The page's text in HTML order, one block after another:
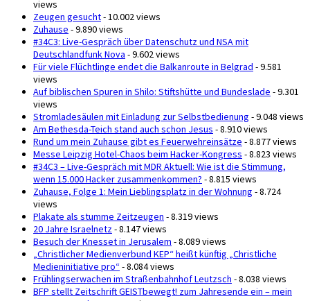
views
Zeugen gesucht- 10.002 views
Zuhause - 9.890 views
#34C3: Live-Gespräch über Datenschutz und NSA mit
Deutschlandfunk Nova - 9.602 views
Für viele Flüchtlinge endet die Balkanroute in Belgrad - 9.581
views
Auf biblischen Spuren in Shilo: Stiftshütte und Bundeslade - 9.301
views
Stromladesäulen mit Einladung zur Selbstbedienung - 9.048 views
Am Bethesda-Teich stand auch schon Jesus - 8.910 views
Rund um mein Zuhause gibt es Feuerwehreinsätze - 8.877 views
Messe Leipzig Hotel-Chaos beim Hacker-Kongress - 8.823 views
#34C3 – Live-Gespräch mit MDR Aktuell: Wie ist die Stimmung,
wenn 15.000 Hacker zusammenkommen? - 8.815 views
Zuhause, Folge 1: Mein Lieblingsplatz in der Wohnung - 8.724
views
Plakate als stumme Zeitzeugen - 8.319 views
20 Jahre Israelnetz- 8.147 views
Besuch der Knesset in Jerusalem - 8.089 views
„Christlicher Medienverbund KEP“ heißt künftig „Christliche
Medieninitiative pro“- 8.084 views
Frühlingserwachen im Straßenbahnhof Leutzsch - 8.038 views
BFP stellt Zeitschrift GEISTbewegt! zum Jahresende ein – mein